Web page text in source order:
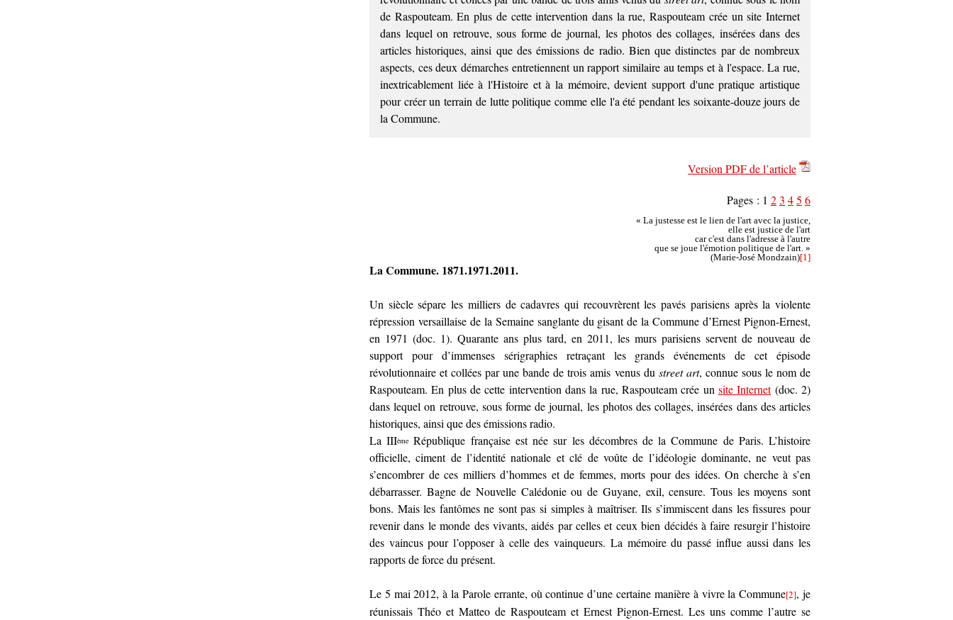
de Raspouteam. En plus de cette intervention dans la rue, Raspouteam crée un site Internet
dans lequel on retrouve, sous forme de journal, les photos des collages, insérées dans des
articles historiques, ainsi que des émissions de radio. Bien que distinctes par de nombreux
aspects, ces deux démarches entretiennent un rapport similaire au temps et à l'espace. La rue,
inextricablement liée à l'Histoire et à la mémoire, devient support d'une pratique artistique
pour créer un terrain de lutte politique comme elle l'a été pendant les soixante-douze jours de
la Commune.
Version PDF de l’article
Pages : 1 23 45 6
« La justesse est le lien de l'art avec la justice,
elle est justice de l'art
car c'est dans l'adresse à l'autre
que se joue l'émotion politique de l'art. »
(Marie-José Mondzain)[1]
La Commune. 1871.1971.2011.
Un siècle sépare les milliers de cadavres qui recouvrèrent les pavés parisiens après la violente
répression versaillaise de la Semaine sanglante du gisant de la Commune d’Ernest Pignon-Ernest,
en 1971 (doc. 1). Quarante ans plus tard, en 2011, les murs parisiens servent de nouveau de
support pour d’immenses sérigraphies retraçant les grands événements de cet épisode
révolutionnaire et collées par une bande de trois amis venus du street art, connue sous le nom de
Raspouteam. En plus de cette intervention dans la rue, Raspouteam crée un site Internet(doc. 2)
dans lequel on retrouve, sous forme de journal, les photos des collages, insérées dans des articles
historiques, ainsi que des émissions radio.
La IIIème République française est née sur les décombres de la Commune de Paris. L’histoire
officielle, ciment de l’identité nationale et clé de voûte de l’idéologie dominante, ne veut pas
s’encombrer de ces milliers d’hommes et de femmes, morts pour des idées. On cherche à s’en
débarrasser. Bagne de Nouvelle Calédonie ou de Guyane, exil, censure. Tous les moyens sont
bons. Mais les fantômes ne sont pas si simples à maîtriser. Ils s’immiscent dans les fissures pour
revenir dans le monde des vivants, aidés par celles et ceux bien décidés à faire resurgir l’histoire
des vaincus pour l’opposer à celle des vainqueurs. La mémoire du passé influe aussi dans les
rapports de force du présent.
Le 5 mai 2012, à la Parole errante, où continue d’une certaine manière à vivre la Commune[2], je
réunissais Théo et Matteo de Raspouteam et Ernest Pignon-Ernest. Les uns comme l’autre se